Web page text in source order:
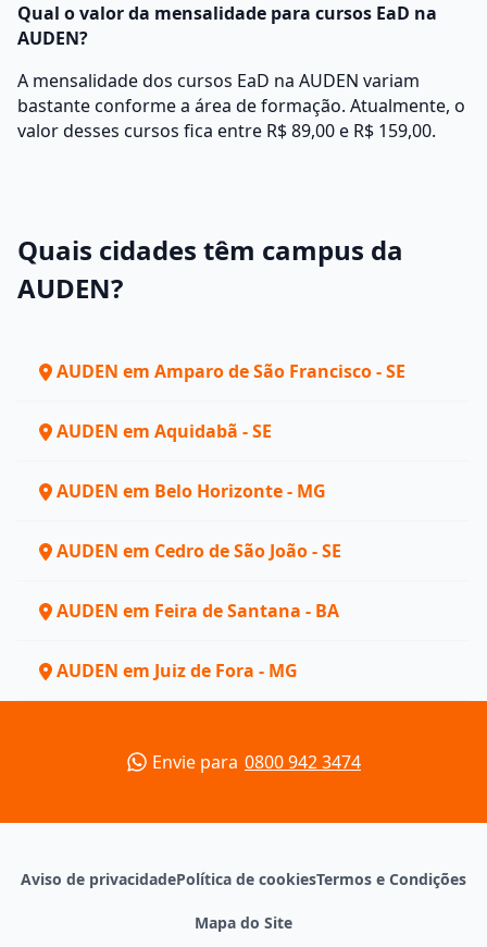
Qual o valor da mensalidade para cursos EaD na
AUDEN?
A mensalidade dos cursos EaD na AUDEN variam
bastante conforme a área de formação. Atualmente, o
valor desses cursos fica entre R$ 89,00 e R$ 159,00.
Quais cidades têm campus da
AUDEN?
AUDEN em Amparo de São Francisco - SE
AUDEN em Aquidabã - SE
AUDEN em Belo Horizonte - MG
AUDEN em Cedro de São João - SE
AUDEN em Feira de Santana - BA
AUDEN em Juiz de Fora - MG
Envie para 0800 942 3474
Aviso de privacidadePolítica de cookiesTermos e Condições
Mapa do Site